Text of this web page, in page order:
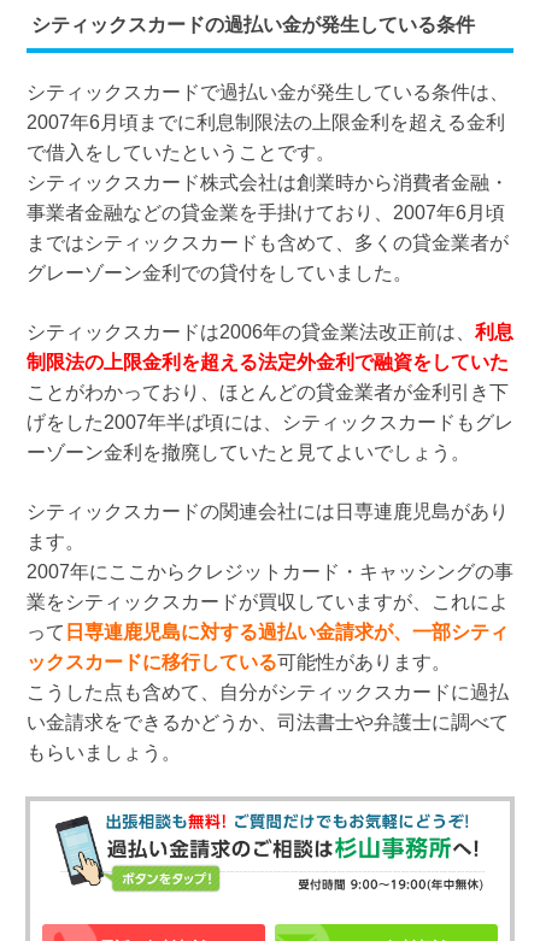
シティックスカードの過払い金が発生している条件
シティックスカードで過払い金が発生している条件は、
2007年6月頃までに利息制限法の上限金利を超える金利
で借入をしていたということです。
シティックスカード株式会社は創業時から消費者金融・
事業者金融などの貸金業を手掛けており、2007年6月頃
まではシティックスカードも含めて、多くの貸金業者が
グレーゾーン金利での貸付をしていました。
シティックスカードは2006年の貸金業法改正前は、 利息
制限法の上限金利を超える法定外金利で融資をしていた
ことがわかっており、ほとんどの貸金業者が金利引き下
げをした2007年半ば頃には、シティックスカードもグレ
ーゾーン金利を撤廃していたと見てよいでしょう。
シティックスカードの関連会社には日専連鹿児島があり
ます。
2007年にここからクレジットカード・キャッシングの事
業をシティックスカードが買収していますが、これによ
って 日専連鹿児島に対する過払い金請求が、一部シティ
ックスカードに移行している可能性があります。
こうした点も含めて、自分がシティックスカードに過払
い金請求をできるかどうか、司法書士や弁護士に調べて
もらいましょう。